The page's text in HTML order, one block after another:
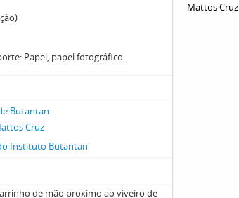
Papel, papel fotográfico.
Butantan
Cruz
Instituto Butantan
de mão proximo ao viveiro de
Mattos Cruz